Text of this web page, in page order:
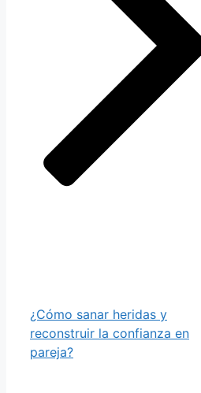
¿Cómo sanar heridas y
reconstruir la confianza en
pareja?